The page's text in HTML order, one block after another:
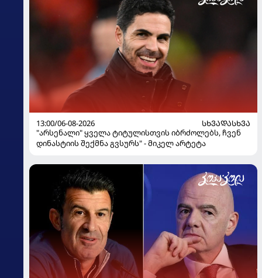
13:00/06-08-2026
ᲡᲮᲕᲐᲓᲐᲡᲮᲕᲐ
"არსენალი" ყველა ტიტულისთვის იბრძოლებს, ჩვენ
დინასტიის შექმნა გვსურს" - მიკელ არტეტა